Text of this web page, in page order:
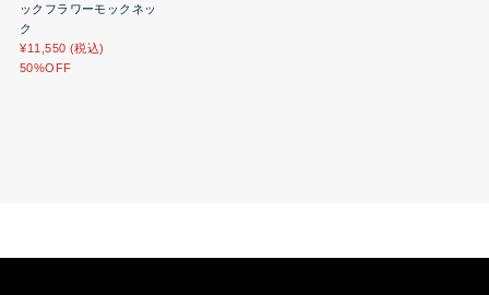
ックフラワーモックネッ
ク
¥11,550 (税込)
50%OFF